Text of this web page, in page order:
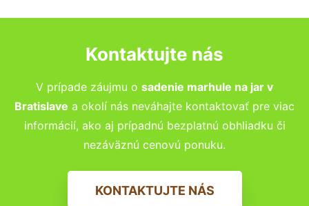
Kontaktujte nás
V prípade záujmu o sadenie marhule na jar v
Bratislave a okolí nás neváhajte kontaktovať pre viac
informácií, ako aj prípadnú bezplatnú obhliadku či
nezáväznú cenovú ponuku.
KONTAKTUJTE NÁS